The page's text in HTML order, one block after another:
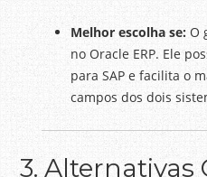
Melhor escolha se: O
no Oracle ERP. Ele
para SAP e facilita o
campos dos dois
3. Alternativas